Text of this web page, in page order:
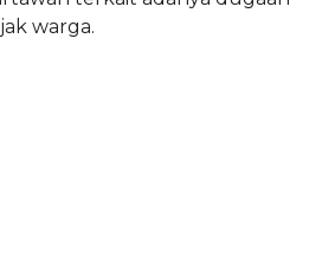
warga.